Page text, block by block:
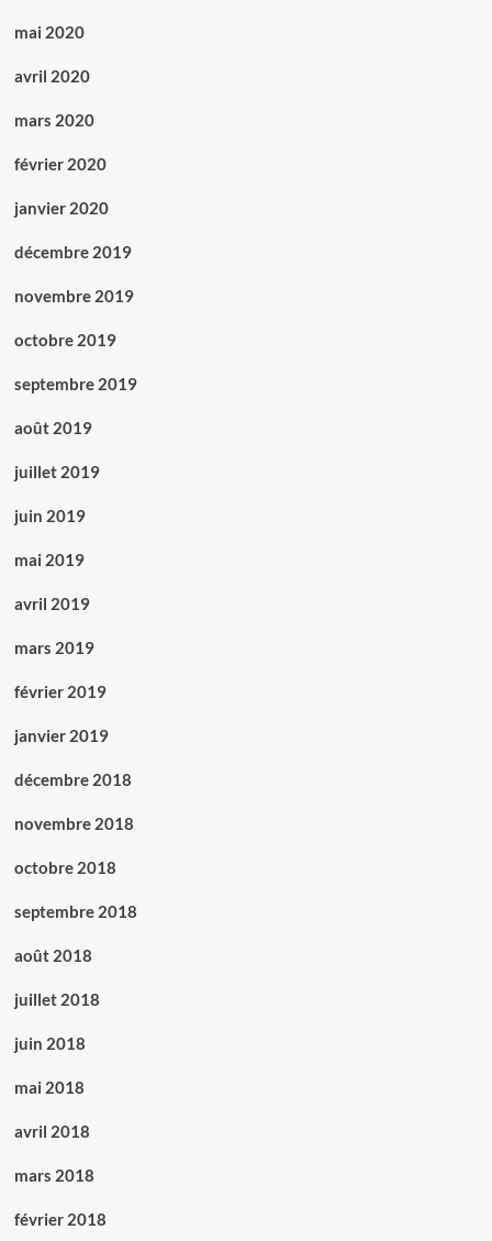
mai 2020
avril 2020
mars 2020
février 2020
janvier 2020
décembre 2019
novembre 2019
octobre 2019
septembre 2019
août 2019
juillet 2019
juin 2019
mai 2019
avril 2019
mars 2019
février 2019
janvier 2019
décembre 2018
novembre 2018
octobre 2018
septembre 2018
août 2018
juillet 2018
juin 2018
mai 2018
avril 2018
mars 2018
février 2018